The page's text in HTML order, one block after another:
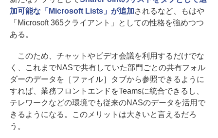
加可能な「Microsoft Lists」が追加されるなど、もはや
「Microsoft 365クライアント」としての性格を強めつつ
ある。
このため、チャットやビデオ会議を利用するだけでな
く、これまでNASで共有していた部門ごとの共有フォル
ダーのデータを［ファイル］タブから参照できるように
すれば、業務フロントエンドをTeamsに統合できるし、
テレワークなどの環境でも従来のNASのデータを活用で
きるようになる。このメリットは大きいと言えるだろ
う。